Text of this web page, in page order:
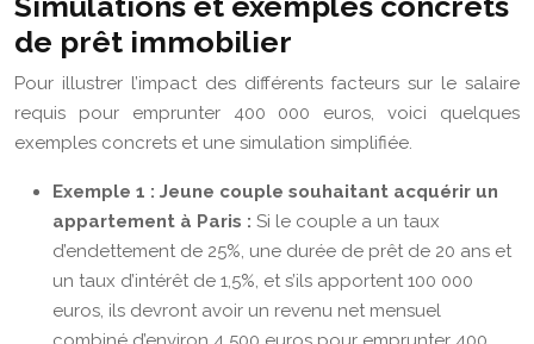
de prêt immobilier
Pour illustrer l’impact des différents facteurs sur le salaire
requis pour emprunter 400 000 euros, voici quelques
exemples concrets et une simulation simplifiée.
Exemple 1 : Jeune couple souhaitant acquérir un
appartement à Paris : Si le couple a un taux
d’endettement de 25%, une durée de prêt de 20 ans et
un taux d’intérêt de 1,5%, et s’ils apportent 100 000
euros, ils devront avoir un revenu net mensuel